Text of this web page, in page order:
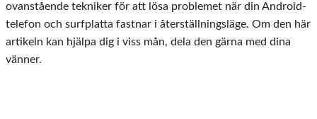
ovanstående tekniker för att lösa problemet när din Android-
telefon och surfplatta fastnar i återställningsläge. Om den här
artikeln kan hjälpa dig i viss mån, dela den gärna med dina
vänner.